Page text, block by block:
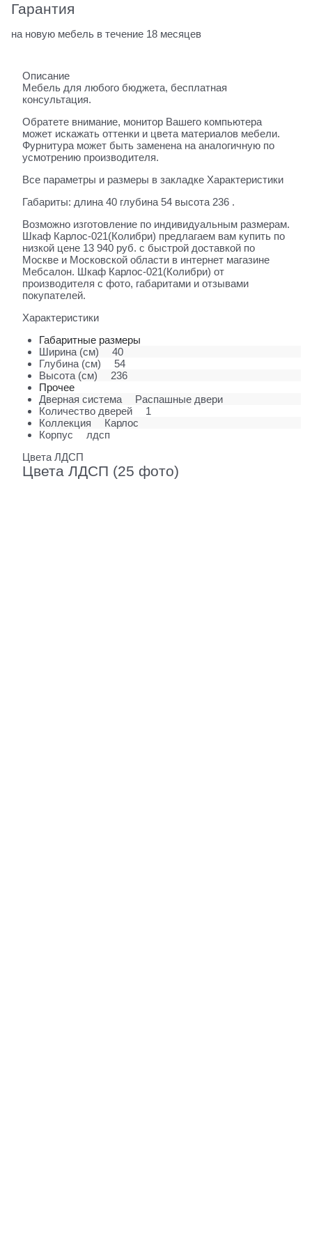
Гарантия
на новую мебель в течение 18 месяцев
Описание
Мебель для любого бюджета, бесплатная
консультация.
Обратете внимание, монитор Вашего компьютера
может искажать оттенки и цвета материалов мебели.
Фурнитура может быть заменена на аналогичную по
усмотрению производителя.
Все параметры и размеры в закладке Характеристики
Габариты: длина 40 глубина 54 высота 236 .
Возможно изготовление по индивидуальным размерам.
Шкаф Карлос-021(Колибри) предлагаем вам купить по
низкой цене 13 940 руб. с быстрой доставкой по
Москве и Московской области в интернет магазине
Мебсалон. Шкаф Карлос-021(Колибри) от
производителя с фото, габаритами и отзывами
покупателей.
Характеристики
Габаритные размеры
Ширина (см)
40
Глубина (см)
54
Высота (см)
236
Прочее
Дверная система
Распашные двери
Количество дверей
1
Коллекция
Карлос
Корпус
лдсп
Цвета ЛДСП
Цвета ЛДСП (25 фото)